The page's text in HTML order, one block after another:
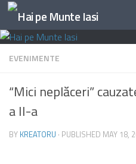
Skip to content
EVENIMENTE
“Mici neplăceri”
a II-a
BY KREATORU · PUBLISHED MAY 18,